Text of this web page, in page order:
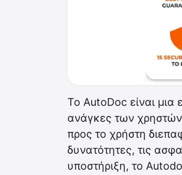
Το AutoDoc είναι μια
ανάγκες των
προς το χρήστη
δυνατότητες, τις
υποστήριξη, το